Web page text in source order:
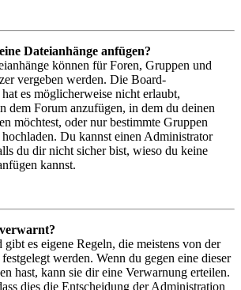
Dateianhänge anfügen?
können für Foren, Gruppen und
vergeben werden. Die Board-
es möglicherweise nicht erlaubt,
dem Forum anzufügen, in dem du deinen
möchtest, oder nur bestimmte Gruppen
Du kannst einen Administrator
du dir nicht sicher bist, wieso du keine
kannst.
es eigene Regeln, die meistens von der
werden. Wenn du gegen eine dieser
hast, kann sie dir eine Verwarnung erteilen.
dies die Entscheidung der Administration